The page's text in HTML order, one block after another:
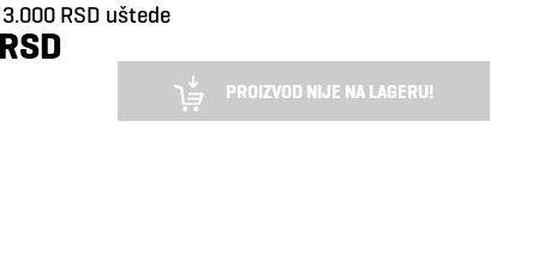
3.000 RSD uštede
PROIZVOD NIJE NA LAGERU!